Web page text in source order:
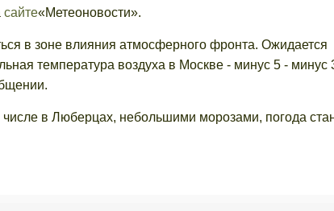
сайте«Метеоновости».
в зоне влияния атмосферного фронта. Ожидается
температура воздуха в Москве - минус 5 - минус
в Люберцах, небольшими морозами, погода